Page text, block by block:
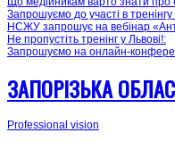
Запрошуємо до участі в
НСЖУ запрошує на вебінар
Не пропустіть тренінг у Львові!:
Запрошуємо на онлайн-
ЗАПОРІЗЬКА
Professional vision